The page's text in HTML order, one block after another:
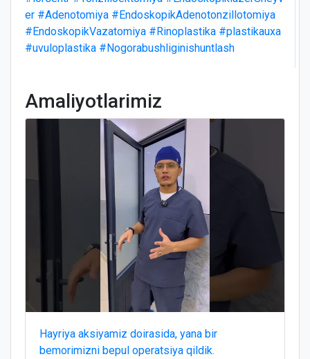
er #Adenotomiya #EndoskopikAdenotonzillotomiya
#EndoskopikVazatomiya #Rinoplastika #plastikauxa
#uvuloplastika #Nogorabushliginishuntlash
Amaliyotlarimiz
Hayriya aksiyamiz doirasida, yana bir
bemorimizni bepul operatsiya qildik.